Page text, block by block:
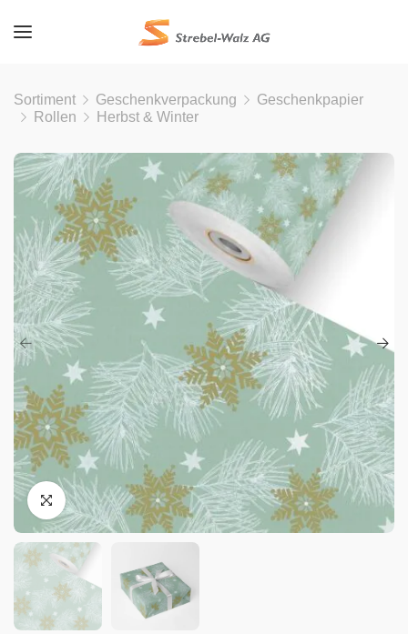
Sortiment Geschenkverpackung
Geschenkpapier
Rollen
Herbst & Winter